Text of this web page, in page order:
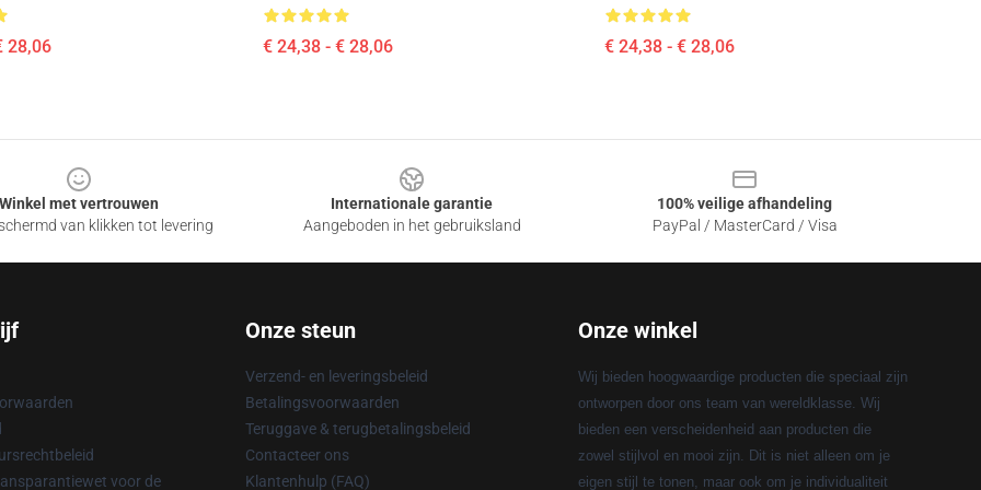
28,06 € 24,38 - € 28,06 € 24,38 - € 28,06
Winkel met vertrouwen
van klikken tot levering
Internationale garantie
Aangeboden in het gebruiksland
100% veilige afhandeling
PayPal / MasterCard / Visa
voor de
Onze steun
Verzend- en leveringsbeleid
Betalingsvoorwaarden
Teruggave & terugbetalingsbeleid
Contacteer ons
Klantenhulp (FAQ)
Onze winkel
Wij bieden hoogwaardige producten die speciaal zijn
ontworpen door ons team van wereldklasse. Wij
bieden een verscheidenheid aan producten die
zowel stijlvol en mooi zijn. Dit is niet alleen om je
eigen stijl te tonen, maar ook om je individualiteit